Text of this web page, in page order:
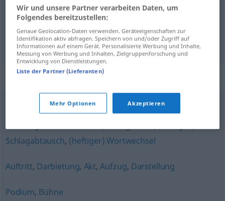
pozornica
Synonyme für "Szene"
(verbale) Auseinandersetzung,(scharfer) Wortwechsel
Meinungsverschiedenheit
Schlagabtausch, (heftiger) Wortwechsel
Auftritt, Darbietung, Akt,Aufzug, Darstellung
Podium, Bühne
Wir und unsere Partner verarbeiten Daten, um
Folgendes bereitzustellen:
Genaue Geolocation-Daten verwenden. Geräteeigenschaften zur
Identifikation aktiv abfragen. Speichern von und/oder Zugriff auf
Informationen auf einem Gerät. Personalisierte Werbung und Inhalte,
Messung von Werbung und Inhalten, Zielgruppenforschung und
Entwicklung von Dienstleistungen.
Liste der Partner (Lieferanten)
Mehr Optionen Akzeptieren